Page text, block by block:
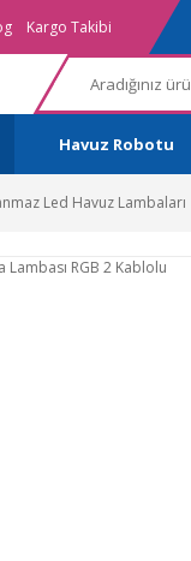
Kargo Takibi
Havuz Robotu
Led Havuz Lambaları